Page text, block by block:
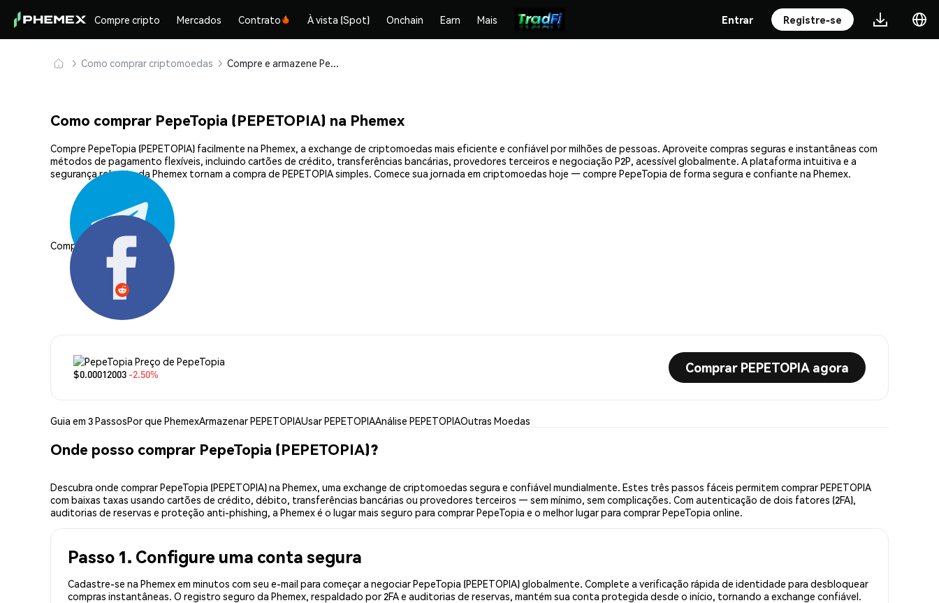
Compre cripto Mercados Contrato À vista (Spot) Onchain Earn Mais Entrar Registre-se
Como comprar criptomoedas Compre e armazene PepeTopia (PEPETOPIA) com segurança
Como comprar PepeTopia (PEPETOPIA) na Phemex
Compre PepeTopia (PEPETOPIA) facilmente na Phemex, a exchange de criptomoedas mais eficiente e confiável por milhões de pessoas. Aproveite compras seguras e instantâneas com
métodos de pagamento flexíveis, incluindo cartões de crédito, transferências bancárias, provedores terceiros e negociação P2P, acessível globalmente. A plataforma intuitiva e a
segurança robusta da Phemex tornam a compra de PEPETOPIA simples. Comece sua jornada em criptomoedas hoje — compre PepeTopia de forma segura e confiante na Phemex.
Compartilhar:
Preço de PepeTopia
$0.00012003 -2.50% Comprar PEPETOPIA agora
Guia em 3 PassosPor que PhemexArmazenar PEPETOPIAUsar PEPETOPIAAnálise PEPETOPIAOutras Moedas
Onde posso comprar PepeTopia (PEPETOPIA)?
Descubra onde comprar PepeTopia (PEPETOPIA) na Phemex, uma exchange de criptomoedas segura e confiável mundialmente. Estes três passos fáceis permitem comprar PEPETOPIA
com baixas taxas usando cartões de crédito, débito, transferências bancárias ou provedores terceiros — sem mínimo, sem complicações. Com autenticação de dois fatores (2FA),
auditorias de reservas e proteção anti-phishing, a Phemex é o lugar mais seguro para comprar PepeTopia e o melhor lugar para comprar PepeTopia online.
Passo 1. Configure uma conta segura
Cadastre-se na Phemex em minutos com seu e-mail para começar a negociar PepeTopia (PEPETOPIA) globalmente. Complete a verificação rápida de identidade para desbloquear
compras instantâneas. O registro seguro da Phemex, respaldado por 2FA e auditorias de reservas, mantém sua conta protegida desde o início, tornando a exchange confiável.